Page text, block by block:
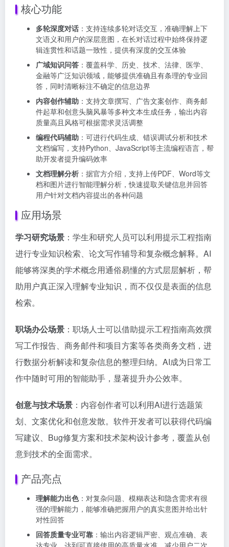
核心功能
多轮深度对话 ：支持连续多轮对话交互，准确理解上下
文语义和用户的深层意图，在长对话过程中始终保持逻
辑连贯性和话题一致性，提供有深度的交互体验
广域知识问答 ：覆盖科学、历史、技术、法律、医学、
金融等广泛知识领域，能够提供准确且有条理的专业回
答，同时清晰标注不确定的信息边界
内容创作辅助 ：支持文章撰写、广告文案创作、商务邮
件起草和创意头脑风暴等多种文本生成任务，输出内容
质量高且风格可根据需求灵活调整
编程代码辅助 ：可进行代码生成、错误调试分析和技术
文档编写，支持Python、JavaScript等主流编程语言，帮
助开发者提升编码效率
文档理解分析 ：据官方介绍，支持上传PDF、Word等文
档和图片进行智能理解分析，快速提取关键信息并回答
用户针对文档内容提出的各种问题
应用场景
学习研究场景 ：学生和研究人员可以利用提示工程指南
进行专业知识检索、论文写作辅导和复杂概念解释。AI
能够将深奥的学术概念用通俗易懂的方式层层解析，帮
助用户真正深入理解专业知识，而不仅仅是表面的信息
检索。
职场办公场景 ：职场人士可以借助提示工程指南高效撰
写工作报告、商务邮件和项目方案等各类商务文档，进
行数据分析解读和复杂信息的整理归纳。AI成为日常工
作中随时可用的智能助手，显著提升办公效率。
创意与技术场景 ：内容创作者可以利用AI进行选题策
划、文案优化和创意发散。软件开发者可以获得代码编
写建议、Bug修复方案和技术架构设计参考，覆盖从创
意到技术的全面需求。
产品亮点
理解能力出色：对复杂问题、模糊表达和隐含需求有很
强的理解能力，能够准确把握用户的真实意图并给出针
对性回答
回答质量专业可靠 ：输出内容逻辑严密、观点准确、表
达专业，达到可直接使用的高质量水准，减少用户二次